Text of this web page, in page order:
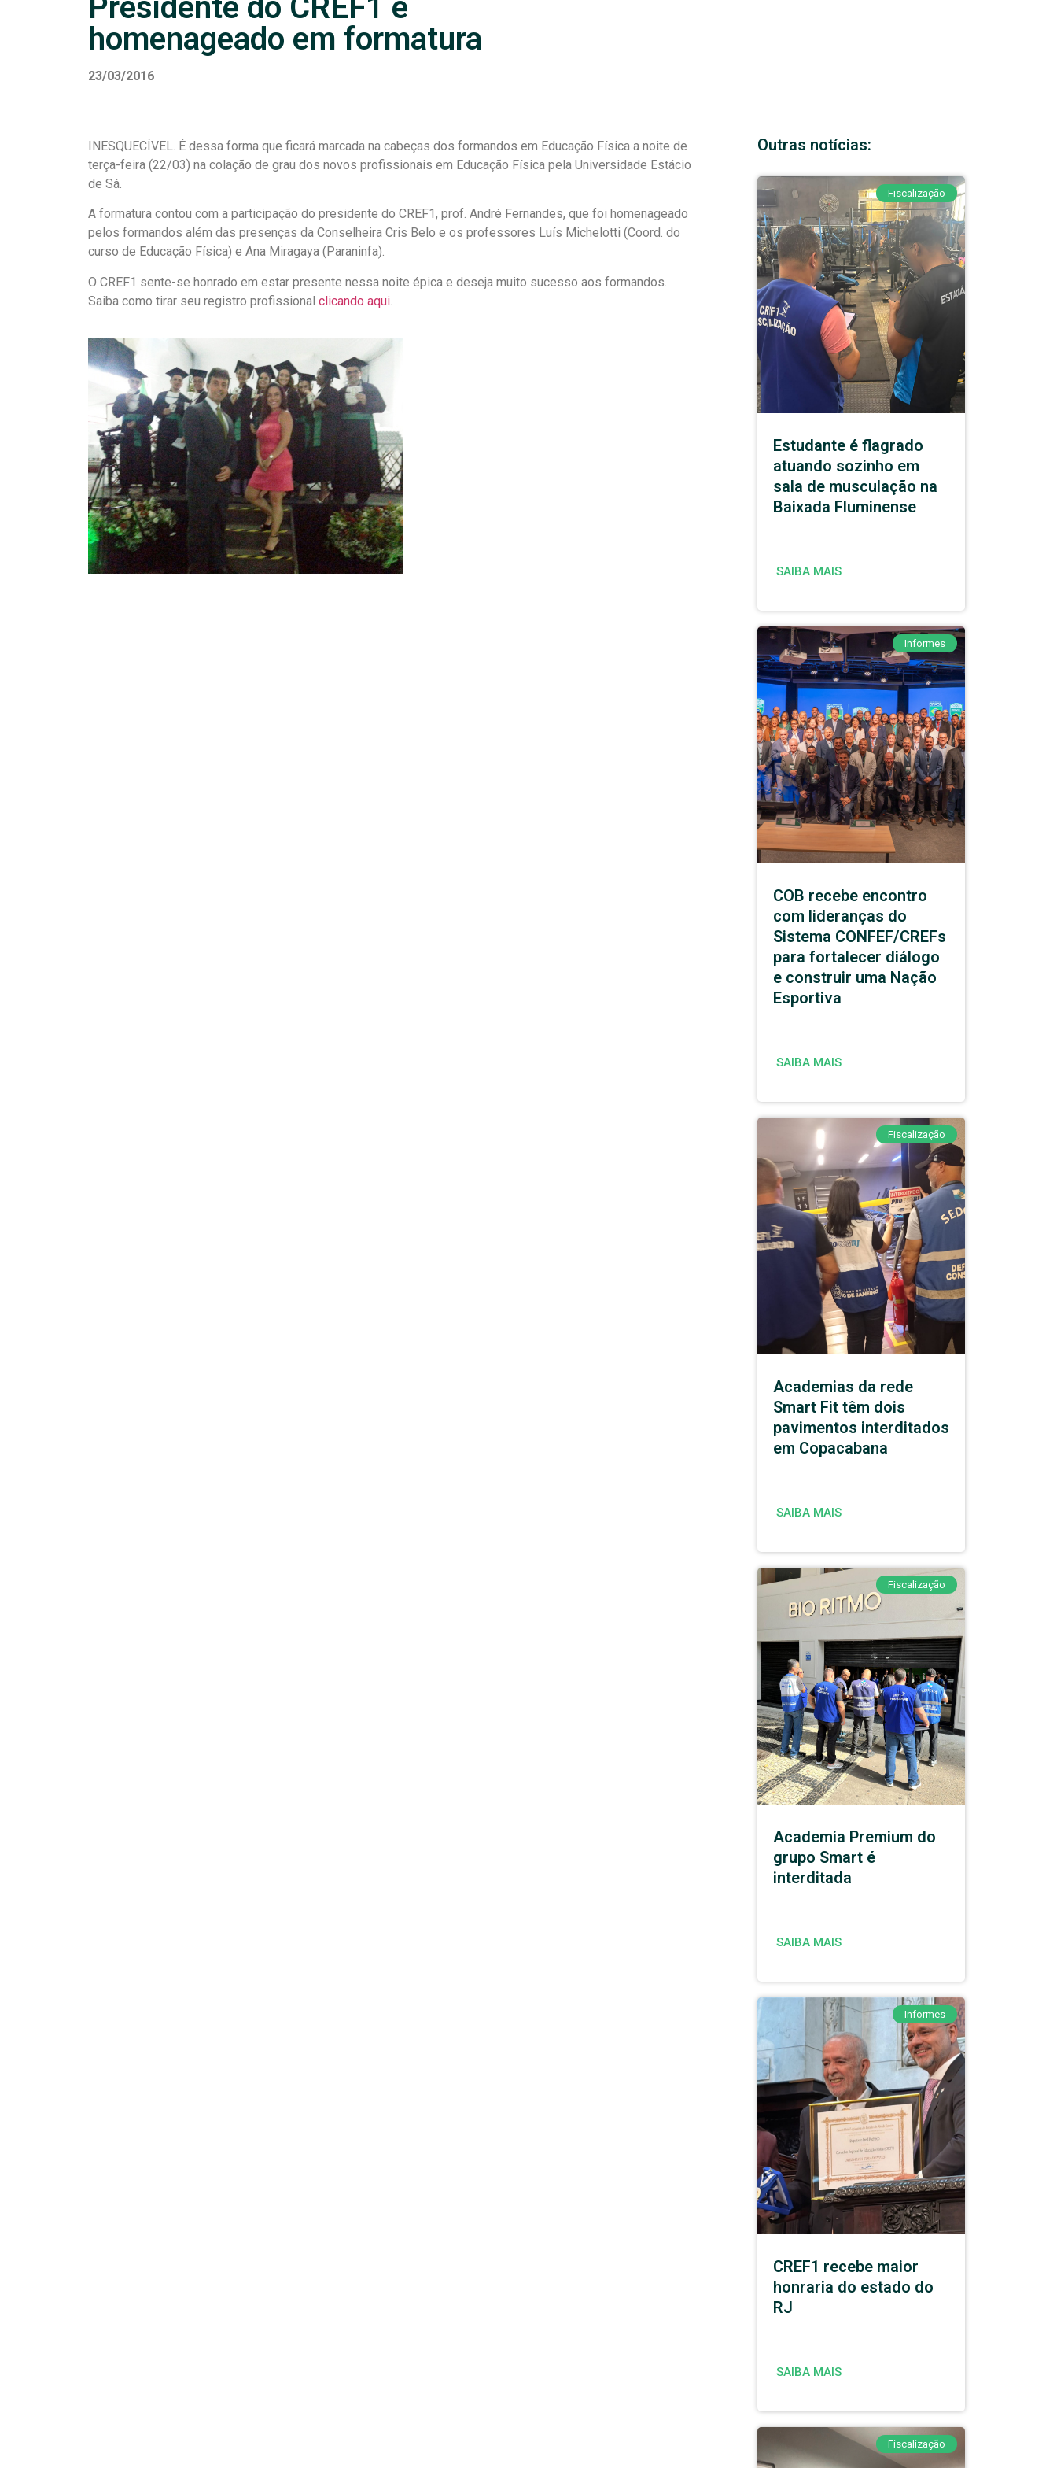
Presidente do CREF1 é
homenageado em formatura
23/03/2016
INESQUECÍVEL. É dessa forma que ficará marcada na cabeças dos formandos em Educação Física a noite de
terça-feira (22/03) na colação de grau dos novos profissionais em Educação Física pela Universidade Estácio
de Sá.
A formatura contou com a participação do presidente do CREF1, prof. André Fernandes, que foi homenageado
pelos formandos além das presenças da Conselheira Cris Belo e os professores Luís Michelotti (Coord. do
curso de Educação Física) e Ana Miragaya (Paraninfa).
O CREF1 sente-se honrado em estar presente nessa noite épica e deseja muito sucesso aos formandos.
Saiba como tirar seu registro profissional clicando aqui
Outras notícias:
Fiscalização
Estudante é flagrado
atuando sozinho em
sala de musculação na
Baixada Fluminense
SAIBA MAIS
Informes
COB recebe encontro
com lideranças do
Sistema CONFEF/CREFs
para fortalecer diálogo
e construir uma Nação
Esportiva
SAIBA MAIS
Fiscalização
Academias da rede
Smart Fit têm dois
pavimentos interditados
em Copacabana
SAIBA MAIS
Fiscalização
Academia Premium do
grupo Smart é
interditada
SAIBA MAIS
Informes
CREF1 recebe maior
honraria do estado do
RJ
SAIBA MAIS
Fiscalização